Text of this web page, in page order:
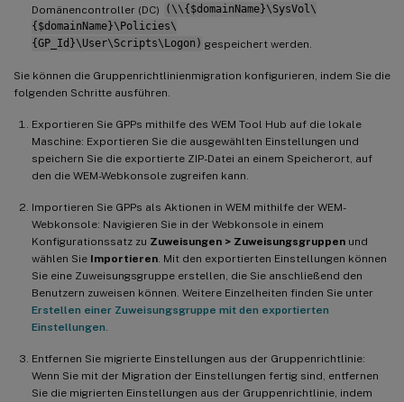
Domänencontroller (DC)
(\\{$domainName}\SysVol\
{$domainName}\Policies\
{GP_Id}\User\Scripts\Logon) gespeichert werden.
Sie können die Gruppenrichtlinienmigration konfigurieren, indem Sie die
folgenden Schritte ausführen.
Exportieren Sie GPPs mithilfe des WEM Tool Hub auf die lokale
Maschine: Exportieren Sie die ausgewählten Einstellungen und
speichern Sie die exportierte ZIP-Datei an einem Speicherort, auf
den die WEM-Webkonsole zugreifen kann.
Importieren Sie GPPs als Aktionen in WEM mithilfe der WEM-
Webkonsole: Navigieren Sie in der Webkonsole in einem
Konfigurationssatz zu Zuweisungen > Zuweisungsgruppen und
wählen Sie Importieren . Mit den exportierten Einstellungen können
Sie eine Zuweisungsgruppe erstellen, die Sie anschließend den
Benutzern zuweisen können. Weitere Einzelheiten finden Sie unter
Erstellen einer Zuweisungsgruppe mit den exportierten
Einstellungen
Entfernen Sie migrierte Einstellungen aus der Gruppenrichtlinie:
Wenn Sie mit der Migration der Einstellungen fertig sind, entfernen
Sie die migrierten Einstellungen aus der Gruppenrichtlinie, indem